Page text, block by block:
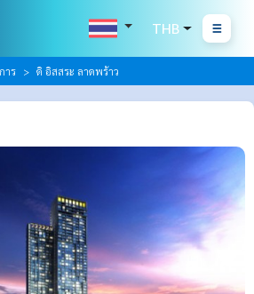
THB
าร ดิ อิสสระ ลาดพร้าว